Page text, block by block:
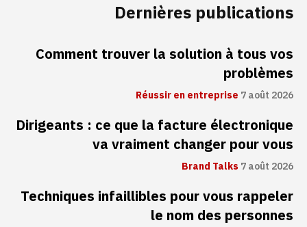
Dernières publications
Comment trouver la solution à tous vos
problèmes
Réussir en entreprise 7 août 2026
Dirigeants : ce que la facture électronique
va vraiment changer pour vous
Brand Talks7 août 2026
Techniques infaillibles pour vous rappeler
le nom des personnes